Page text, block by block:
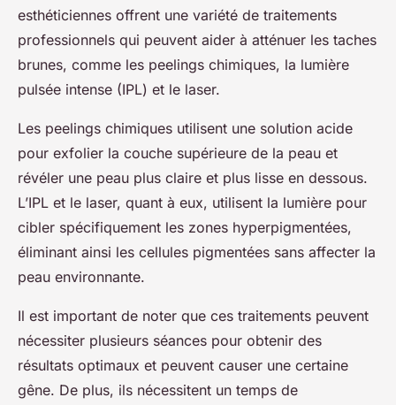
esthéticiennes offrent une variété de traitements
professionnels qui peuvent aider à atténuer les taches
brunes, comme les peelings chimiques, la lumière
pulsée intense (IPL) et le laser.
Les peelings chimiques utilisent une solution acide
pour exfolier la couche supérieure de la peau et
révéler une peau plus claire et plus lisse en dessous.
L’IPL et le laser, quant à eux, utilisent la lumière pour
cibler spécifiquement les zones hyperpigmentées,
éliminant ainsi les cellules pigmentées sans affecter la
peau environnante.
Il est important de noter que ces traitements peuvent
nécessiter plusieurs séances pour obtenir des
résultats optimaux et peuvent causer une certaine
gêne. De plus, ils nécessitent un temps de